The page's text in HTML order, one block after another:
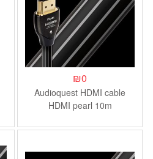
₪0
Audioquest HDMI cable
HDMI pearl 10m